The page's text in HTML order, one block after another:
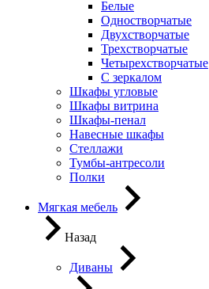
Белые
Одностворчатые
Двухстворчатые
Трехстворчатые
Четырехстворчатые
С зеркалом
Шкафы угловые
Шкафы витрина
Шкафы-пенал
Навесные шкафы
Стеллажи
Тумбы-антресоли
Полки
Мягкая мебель
Назад
Диваны